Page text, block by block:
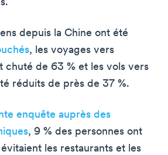
depuis la Chine ont été
, les voyages vers
chuté de 63 % et les vols vers
réduits de près de 37 %.
enquête auprès des
, 9 % des personnes ont
les restaurants et les